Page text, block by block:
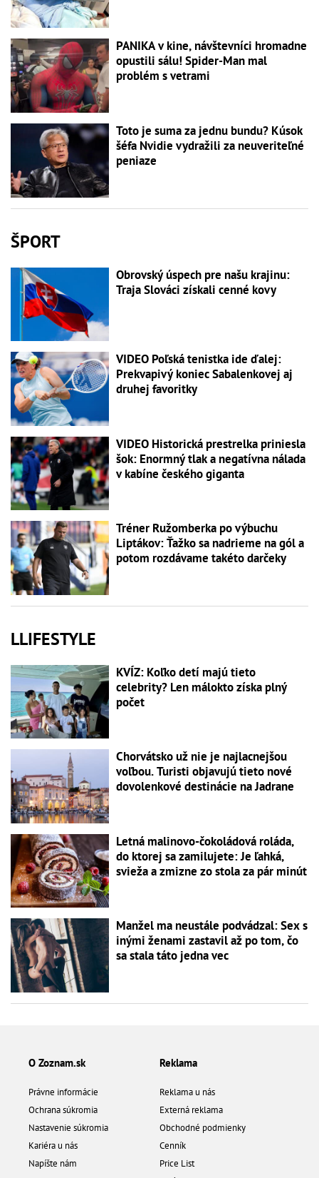
PANIKA v kine, návštevníci hromadne
opustili sálu! Spider-Man mal
problém s vetrami
Toto je suma za jednu bundu? Kúsok
šéfa Nvidie vydražili za neuveriteľné
peniaze
ŠPORT
Obrovský úspech pre našu krajinu:
Traja Slováci získali cenné kovy
VIDEO Poľská tenistka ide ďalej:
Prekvapivý koniec Sabalenkovej aj
druhej favoritky
VIDEO Historická prestrelka priniesla
šok: Enormný tlak a negatívna nálada
v kabíne českého giganta
Tréner Ružomberka po výbuchu
Liptákov: Ťažko sa nadrieme na gól a
potom rozdávame takéto darčeky
LLIFESTYLE
KVÍZ: Koľko detí majú tieto
celebrity? Len málokto získa plný
počet
Chorvátsko už nie je najlacnejšou
voľbou. Turisti objavujú tieto nové
dovolenkové destinácie na Jadrane
Letná malinovo-čokoládová roláda,
do ktorej sa zamilujete: Je ľahká,
svieža a zmizne zo stola za pár minút
Manžel ma neustále podvádzal: Sex s
inými ženami zastavil až po tom, čo
sa stala táto jedna vec
O Zoznam.sk
Právne informácie
Ochrana súkromia
Nastavenie súkromia
Kariéra u nás
Napíšte nám
Reklama
Reklama u nás
Externá reklama
Obchodné podmienky
Cenník
Price List